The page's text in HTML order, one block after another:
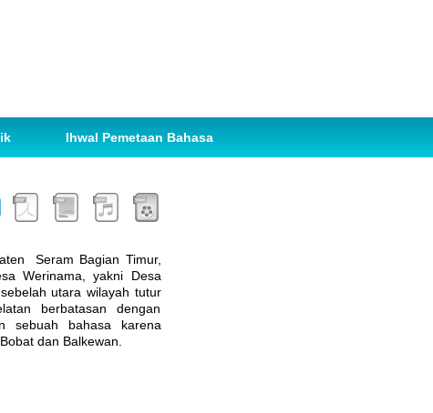
Ihwal Pemetaan Bahasa
Seram Bagian Timur,
Werinama, yakni Desa
utara wilayah tutur
berbatasan dengan
sebuah bahasa karena
dan Balkewan.